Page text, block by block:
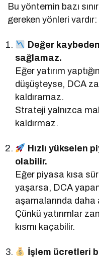
Bu yöntemin bazı
gereken yönleri vardır:
Değer
sağlamaz.
Eğer yatırım
düşüşteyse, DCA
kaldıramaz.
Strateji yalnızca
kaldırmaz.
Hızlı yükselen
olabilir.
Eğer piyasa kısa
yaşarsa, DCA
aşamalarında daha
Çünkü yatırımlar
kısmı kaçabilir.
İşlem ücretleri